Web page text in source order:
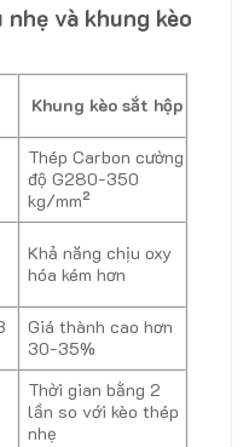
và khung kèo
Khung kèo sắt hộp
Thép Carbon cường
độ G280-350
kg/mm²
Khả năng chịu oxy
hóa kém hơn
Giá thành cao hơn
30-35%
Thời gian bằng 2
lần so với kèo thép
nhẹ